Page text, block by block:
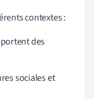
contextes :
des
sociales et